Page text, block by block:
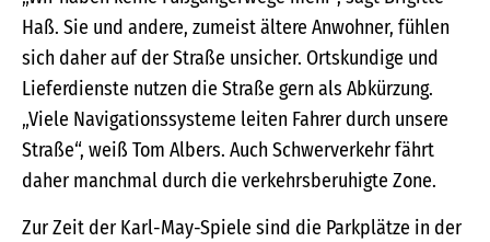
Haß. Sie und andere, zumeist ältere Anwohner, fühlen
sich daher auf der Straße unsicher. Ortskundige und
Lieferdienste nutzen die Straße gern als Abkürzung.
„Viele Navigationssysteme leiten Fahrer durch unsere
Straße“, weiß Tom Albers. Auch Schwerverkehr fährt
daher manchmal durch die verkehrsberuhigte Zone.
Zur Zeit der Karl-May-Spiele sind die Parkplätze in der